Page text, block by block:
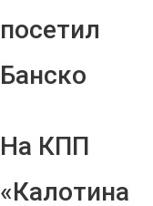
посетил
Банско
На КПП
«Калотина